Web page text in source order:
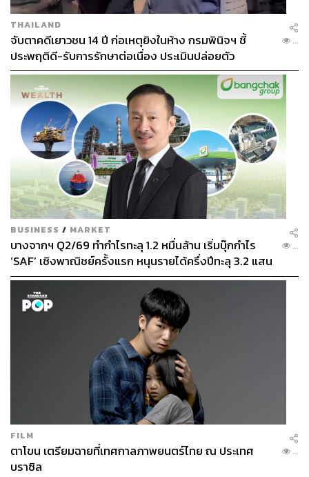
THAILAND
จับตาคดีเยาวชน 14 ปี ก่อเหตุยิงในห้าง กรมพินิจฯ ชี้
ประพฤติดี-รับการรักษาต่อเนื่อง ประเมินปล่อยตัว
...
BUSINESS / MARKET
บางจากฯ Q2/69 ทำกำไรทะลุ 1.2 หมื่นล้าน เริ่มบุ๊กกำไร
‘SAF’ เชิงพาณิชย์ครั้งแรก หนุนรายได้ครึ่งปีทะลุ 3.2 แสน
ล้าน
...
FILM
ตาโขน เตรียมฉายที่เทศกาลภาพยนตร์ไทย ณ ประเทศ
บราซิล
...